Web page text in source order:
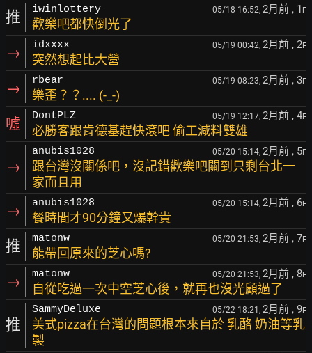
推 iwinlottery 05/18 16:52, 2月前 , 1 F
歡樂吧都快倒光了
→ idxxxx 05/19 00:42, 2月前 , 2F
突然想起比大營
→ rbear 05/19 08:23, 2月前 , 3F
樂歪？？.... (-_-)
噓 DontPLZ 05/19 12:17, 2月前 , 4F
必勝客跟肯德基趕快滾吧 偷工減料雙雄
→
anubis1028 05/20 15:14, 2月前 , 5F
跟台灣沒關係吧，沒記錯歡樂吧關到只剩台北一
家而且用
→ anubis1028 05/20 15:14, 2月前 , 6F
餐時間才90分鐘又爆幹貴
推 matonw 05/20 21:53, 2月前 , 7F
能帶回原來的芝心嗎?
→ matonw 05/20 21:53, 2月前 , 8F
自從吃過一次中空芝心後，就再也沒光顧過了
推
SammyDeluxe 05/22 18:21, 2月前 , 9F
美式pizza在台灣的問題根本來自於 乳酪 奶油等乳
製